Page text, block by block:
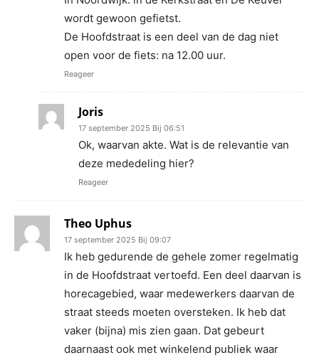
wordt gewoon gefietst.
De Hoofdstraat is een deel van de dag niet
open voor de fiets: na 12.00 uur.
Reageer
Joris
17 september 2025 Bij 06:51
Ok, waarvan akte. Wat is de relevantie van
deze mededeling hier?
Reageer
Theo Uphus
17 september 2025 Bij 09:07
Ik heb gedurende de gehele zomer regelmatig
in de Hoofdstraat vertoefd. Een deel daarvan is
horecagebied, waar medewerkers daarvan de
straat steeds moeten oversteken. Ik heb dat
vaker (bijna) mis zien gaan. Dat gebeurt
daarnaast ook met winkelend publiek waar